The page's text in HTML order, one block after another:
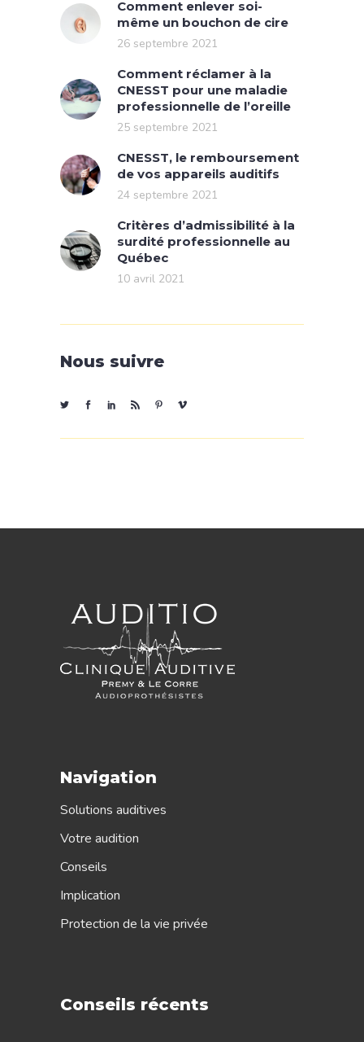
Comment enlever soi-
même un bouchon de cire
26 septembre 2021
Comment réclamer à la
CNESST pour une maladie
professionnelle de l’oreille
25 septembre 2021
CNESST, le remboursement
de vos appareils auditifs
24 septembre 2021
Critères d’admissibilité à la
surdité professionnelle au
Québec
10 avril 2021
Nous suivre
Navigation
Solutions auditives
Votre audition
Conseils
Implication
Protection de la vie privée
Conseils récents